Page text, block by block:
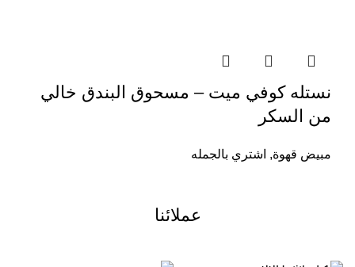
نستله كوفي ميت – مسحوق البندق خالي
من السكر
مبيض قهوة, اشتري بالجمله
عملائنا